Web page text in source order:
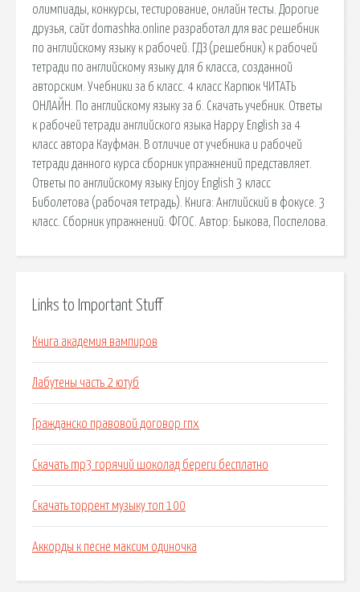
олимпиады, конкурсы, тестирование, онлайн тесты. Дорогие
друзья, сайт domashka.online разработал для вас решебник
по английскому языку к рабочей. ГДЗ (решебник) к рабочей
тетради по английскому языку для 6 класса, созданной
авторским. Учебники за 6 класс. 4 класс Карпюк ЧИТАТЬ
ОНЛАЙН. По английскому языку за 6. Скачать учебник. Ответы
к рабочей тетради английского языка Happy English за 4
класс автора Кауфман. В отличие от учебника и рабочей
тетради данного курса сборник упражнений представляет.
Ответы по английскому языку Enjoy English 3 класс
Биболетова (рабочая тетрадь). Книга: Английский в фокусе. 3
класс. Сборник упражнений. ФГОС. Автор: Быкова, Поспелова.
Links to Important Stuff
Книга академия вампиров
Лабутены часть 2 ютуб
Гражданско правовой договор гпх
Скачать mp3 горячий шоколад береги бесплатно
Скачать торрент музыку топ 100
Аккорды к песне максим одиночка